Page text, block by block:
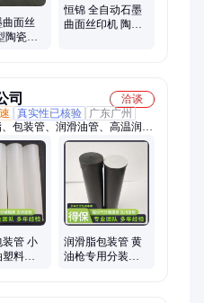
面丝
陶瓷管
恒锦 全自动石墨
曲面丝印机 陶瓷
司
洽谈
真实性已核验
广东广州
包装管、润滑油管、高温润滑
装管 小
料分
润滑脂包装管 黄
油枪专用分装管